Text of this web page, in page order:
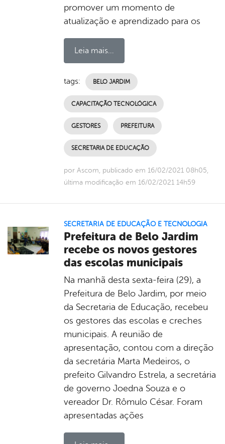
promover um momento de
atualização e aprendizado para os
Leia mais...
tags: BELO JARDIM
CAPACITAÇÃO TECNOLÓGICA
GESTORES PREFEITURA
SECRETARIA DE EDUCAÇÃO
por Ascom, publicado em 16/02/2021 08h05,
última modificação em 16/02/2021 14h59
SECRETARIA DE EDUCAÇÃO E TECNOLOGIA
Prefeitura de Belo Jardim
recebe os novos gestores
das escolas municipais
Na manhã desta sexta-feira (29), a
Prefeitura de Belo Jardim, por meio
da Secretaria de Educação, recebeu
os gestores das escolas e creches
municipais. A reunião de
apresentação, contou com a direção
da secretária Marta Medeiros, o
prefeito Gilvandro Estrela, a secretária
de governo Joedna Souza e o
vereador Dr. Rômulo César. Foram
apresentadas ações